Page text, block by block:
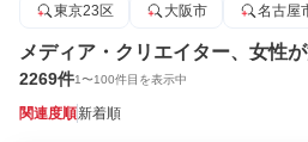
東京23区
大阪市 名古屋
メディア・クリエイター、女性
2269件1〜100件目を表示中
関連度順新着順